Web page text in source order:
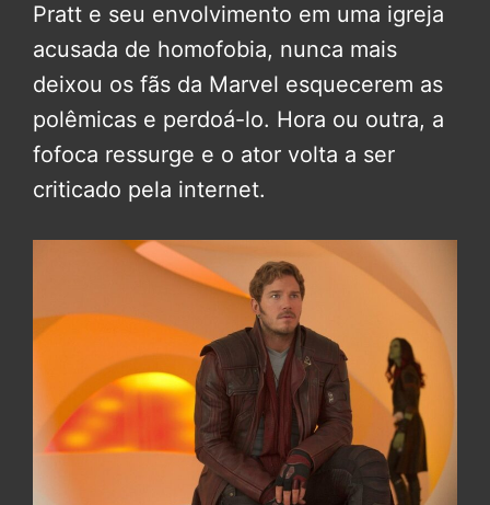
Pratt e seu envolvimento em uma igreja
acusada de homofobia, nunca mais
deixou os fãs da Marvel esquecerem as
polêmicas e perdoá-lo. Hora ou outra, a
fofoca ressurge e o ator volta a ser
criticado pela internet.